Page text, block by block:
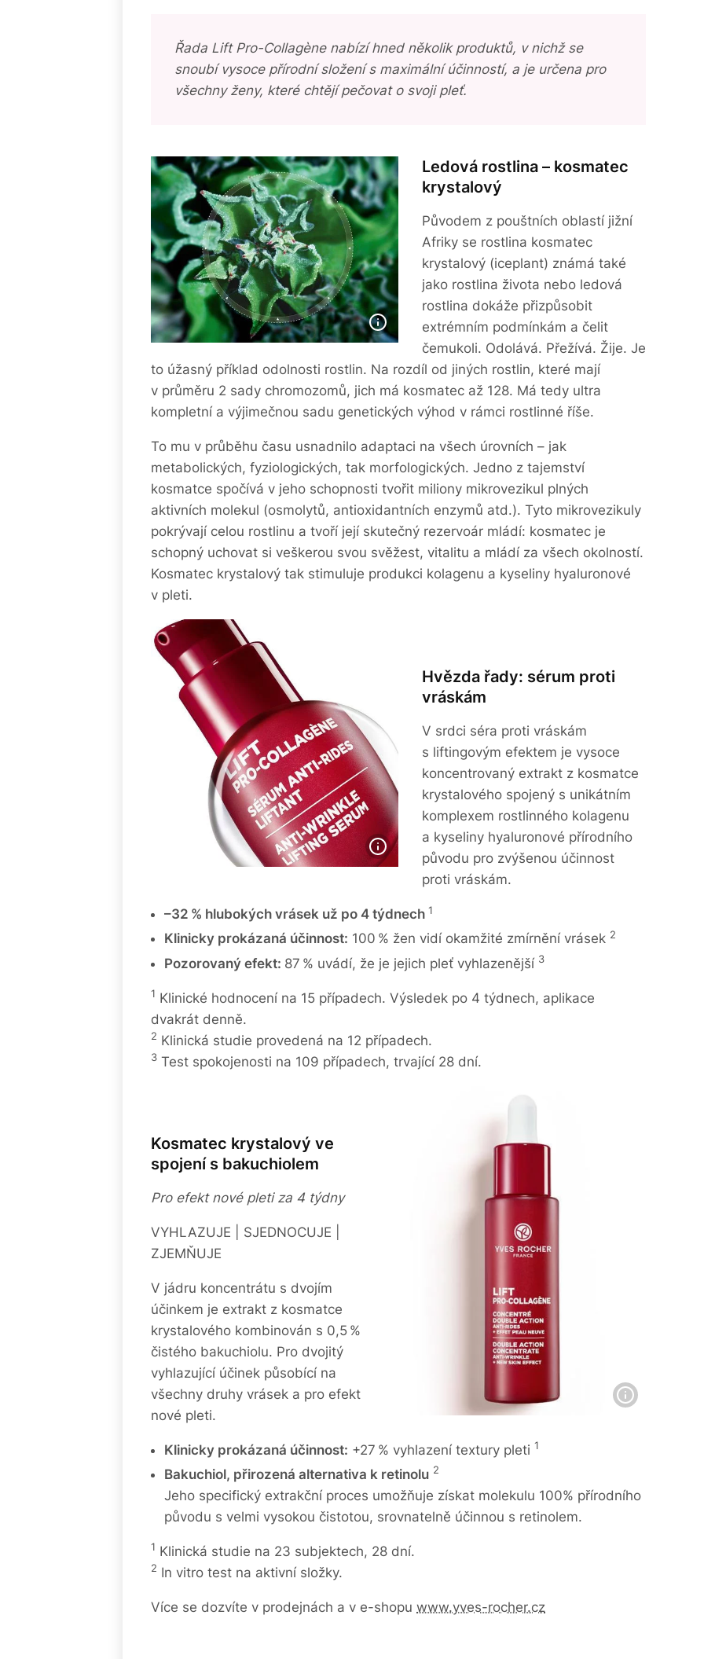
Řada Lift Pro-Collagène nabízí hned několik produktů, v nichž se
snoubí vysoce přírodní složení s maximální účinností, a je určena pro
všechny ženy, které chtějí pečovat o svoji pleť.
Ledová rostlina – kosmatec
krystalový
Původem z pouštních oblastí jižní
Afriky se rostlina kosmatec
krystalový (iceplant) známá také
jako rostlina života nebo ledová
rostlina dokáže přizpůsobit
extrémním podmínkám a čelit
čemukoli. Odolává. Přežívá. Žije. Je
to úžasný příklad odolnosti rostlin. Na rozdíl od jiných rostlin, které mají
v průměru 2 sady chromozomů, jich má kosmatec až 128. Má tedy ultra
kompletní a výjimečnou sadu genetických výhod v rámci rostlinné říše.
To mu v průběhu času usnadnilo adaptaci na všech úrovních – jak
metabolických, fyziologických, tak morfologických. Jedno z tajemství
kosmatce spočívá v jeho schopnosti tvořit miliony mikrovezikul plných
aktivních molekul (osmolytů, antioxidantních enzymů atd.). Tyto mikrovezikuly
pokrývají celou rostlinu a tvoří její skutečný rezervoár mládí: kosmatec je
schopný uchovat si veškerou svou svěžest, vitalitu a mládí za všech okolností.
Kosmatec krystalový tak stimuluje produkci kolagenu a kyseliny hyaluronové
v pleti.
Hvězda řady: sérum proti
vráskám
V srdci séra proti vráskám
s liftingovým efektem je vysoce
koncentrovaný extrakt z kosmatce
krystalového spojený s unikátním
komplexem rostlinného kolagenu
a kyseliny hyaluronové přírodního
původu pro zvýšenou účinnost
proti vráskám.
–32 % hlubokých vrásek už po 4 týdnech 1
Klinicky prokázaná účinnost: 100 % žen vidí okamžité zmírnění vrásek 2
Pozorovaný efekt: 87 % uvádí, že je jejich pleť vyhlazenější 3
1 Klinické hodnocení na 15 případech. Výsledek po 4 týdnech, aplikace
dvakrát denně.
2 Klinická studie provedená na 12 případech.
3 Test spokojenosti na 109 případech, trvající 28 dní.
Kosmatec krystalový ve
spojení s bakuchiolem
Pro efekt nové pleti za 4 týdny
VYHLAZUJE | SJEDNOCUJE |
ZJEMŇUJE
V jádru koncentrátu s dvojím
účinkem je extrakt z kosmatce
krystalového kombinován s 0,5 %
čistého bakuchiolu. Pro dvojitý
vyhlazující účinek působící na
všechny druhy vrásek a pro efekt
nové pleti.
Klinicky prokázaná účinnost: +27 % vyhlazení textury pleti 1
Bakuchiol, přirozená alternativa k retinolu 2
Jeho specifický extrakční proces umožňuje získat molekulu 100% přírodního
původu s velmi vysokou čistotou, srovnatelně účinnou s retinolem.
1 Klinická studie na 23 subjektech, 28 dní.
2 In vitro test na aktivní složky.
Více se dozvíte v prodejnách a v e-shopu www.yves-rocher.cz